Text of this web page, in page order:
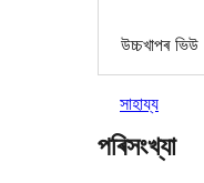
উচ্চখাপৰ ভিউ
সাহায্য
পৰিসংখ্যা